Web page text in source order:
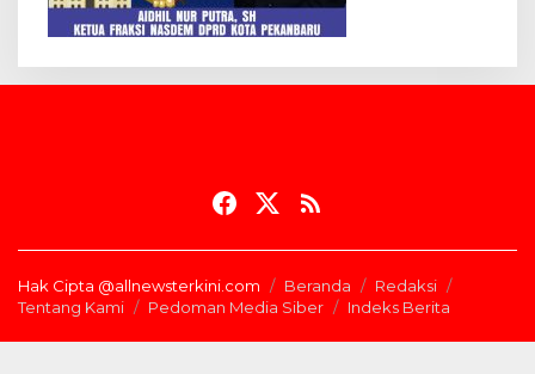
Hak Cipta @allnewsterkini.com Beranda
Redaksi
Tentang Kami
Pedoman Media Siber Indeks Berita